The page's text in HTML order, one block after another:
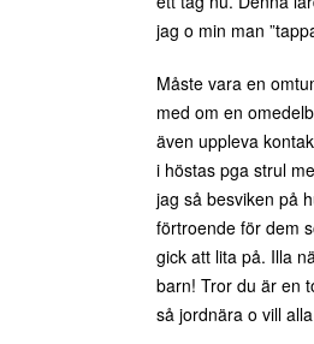
jag o min man
Måste vara en
med om en
även uppleva
i höstas pga strul
jag så besviken på
förtroende för dem
gick att lita på. Illa
barn! Tror du är en
så jordnära o vill